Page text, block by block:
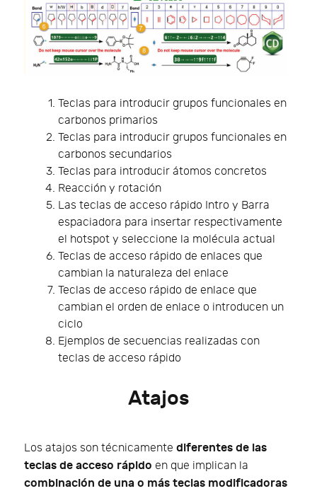
Teclas para introducir grupos funcionales en
carbonos primarios
Teclas para introducir grupos funcionales en
carbonos secundarios
Teclas para introducir átomos concretos
Reacción y rotación
Las teclas de acceso rápido Intro y Barra
espaciadora para insertar respectivamente
el hotspot y seleccione la molécula actual
Teclas de acceso rápido de enlaces que
cambian la naturaleza del enlace
Teclas de acceso rápido de enlace que
cambian el orden de enlace o introducen un
ciclo
Ejemplos de secuencias realizadas con
teclas de acceso rápido
Atajos
Los atajos son técnicamente diferentes de las
teclas de acceso rápido en que implican la
combinación de una o más teclas modificadoras